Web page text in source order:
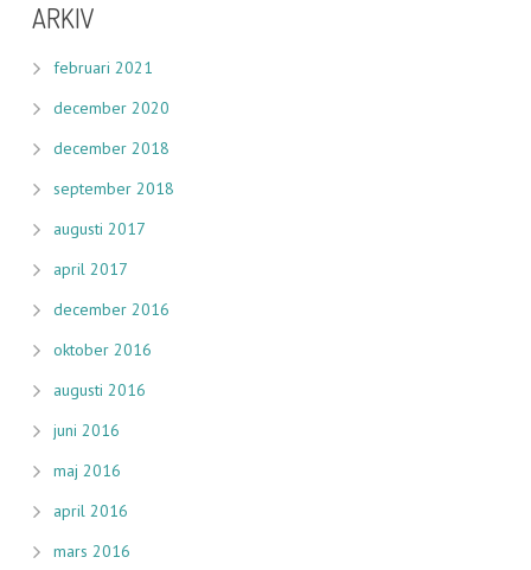
ARKIV
februari 2021
december 2020
december 2018
september 2018
augusti 2017
april 2017
december 2016
oktober 2016
augusti 2016
juni 2016
maj 2016
april 2016
mars 2016